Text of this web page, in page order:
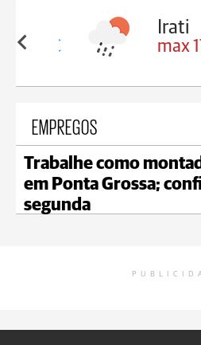
16°C
Irati
max
EMPREGOS
Trabalhe como
em Ponta Grossa;
segunda